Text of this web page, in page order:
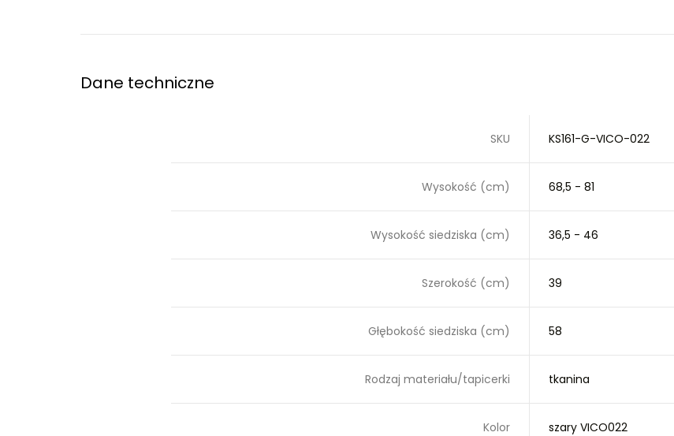
Dane techniczne
SKU KS161-G-VICO-022
Wysokość (cm) 68,5 - 81
Wysokość siedziska (cm) 36,5 - 46
Szerokość (cm) 39
Głębokość siedziska (cm) 58
Rodzaj materiału/tapicerki tkanina
Kolor szary VICO022